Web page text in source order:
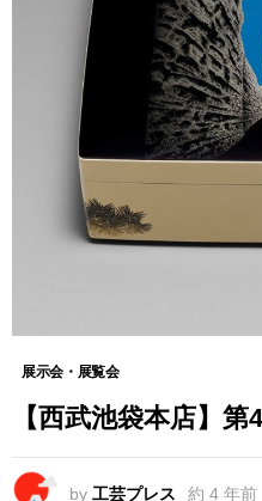
展示会・展覧会
【西武池袋本店】
by 工芸プレス 約 4 年前